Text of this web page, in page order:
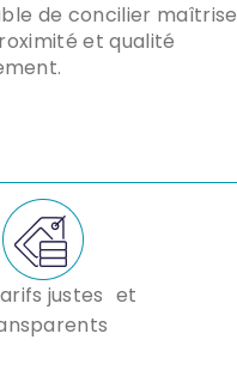
de concilier maîtrise
et qualité
justes et